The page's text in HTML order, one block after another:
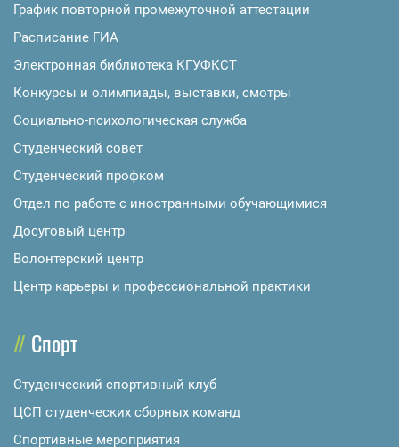
График повторной промежуточной аттестации
Расписание ГИА
Электронная библиотека КГУФКСТ
Конкурсы и олимпиады, выставки, смотры
Социально-психологическая служба
Студенческий совет
Студенческий профком
Отдел по работе с иностранными обучающимися
Досуговый центр
Волонтерский центр
Центр карьеры и профессиональной практики
Спорт
Студенческий спортивный клуб
ЦСП студенческих сборных команд
Спортивные мероприятия